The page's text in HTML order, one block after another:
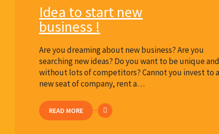
Idea to start new
business !
Are you dreaming about new business? Are you
searching new ideas? Do you want to be unique and
without lots of competitors? Cannot you invest to a
new seat of company, rent a…
READ MORE